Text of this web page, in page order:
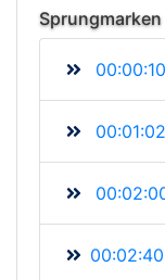
Sprungmarken
00:00:10
00:01:02
00:02:40